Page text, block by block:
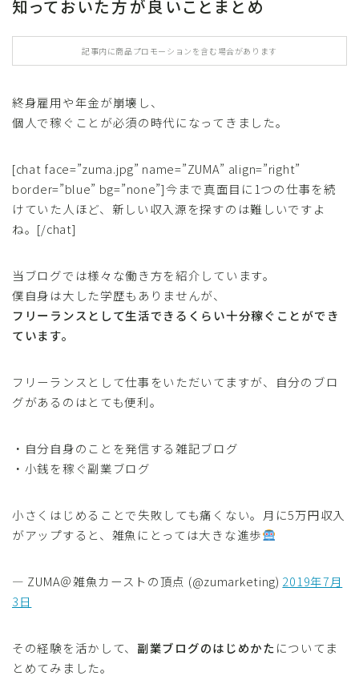
カテゴリ一覧
知っておいた方が良いことまとめ
記事内に商品プロモーションを含む場合があります
終身雇用や年金が崩壊し、
個人で稼ぐことが必須の時代になってきました。
[chat face=”zuma.jpg” name=”ZUMA” align=”right”
border=”blue” bg=”none”]今まで真面目に1つの仕事を続
けていた人ほど、新しい収入源を探すのは難しいですよ
ね。[/chat]
当ブログでは様々な働き方を紹介しています。
僕自身は大した学歴もありませんが、
フリーランスとして生活できるくらい十分稼ぐことができ
ています。
フリーランスとして仕事をいただいてますが、自分のブロ
グがあるのはとても便利。
・自分自身のことを発信する雑記ブログ
・小銭を稼ぐ副業ブログ
小さくはじめることで失敗しても痛くない。月に5万円収入
がアップすると、雑魚にとっては大きな進歩
— ZUMA＠雑魚カーストの頂点 (@zumarketing) 2019年7月
3日
その経験を活かして、 副業ブログのはじめかた についてま
とめてみました。